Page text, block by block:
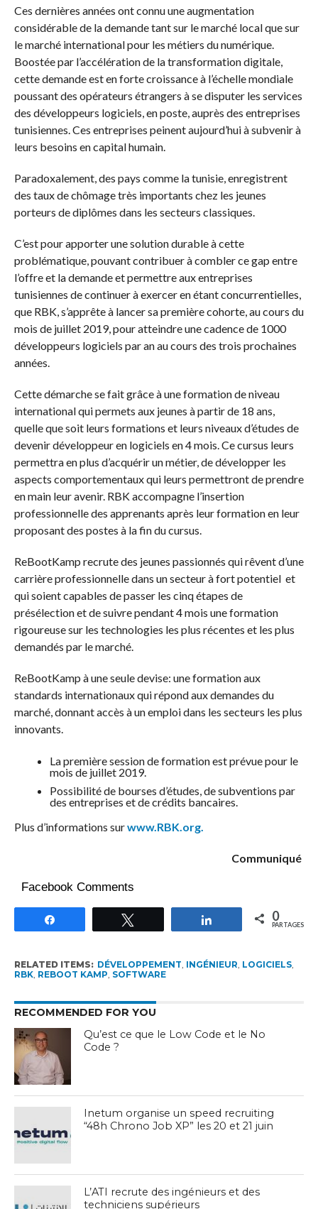
Ces dernières années ont connu une augmentation
considérable de la demande tant sur le marché local que sur
le marché international pour les métiers du numérique.
Boostée par l’accélération de la transformation digitale,
cette demande est en forte croissance à l’échelle mondiale
poussant des opérateurs étrangers à se disputer les services
des développeurs logiciels, en poste, auprès des entreprises
tunisiennes. Ces entreprises peinent aujourd’hui à subvenir à
leurs besoins en capital humain.
Paradoxalement, des pays comme la tunisie, enregistrent
des taux de chômage très importants chez les jeunes
porteurs de diplômes dans les secteurs classiques.
C’est pour apporter une solution durable à cette
problématique, pouvant contribuer à combler ce gap entre
l’offre et la demande et permettre aux entreprises
tunisiennes de continuer à exercer en étant concurrentielles,
que RBK, s’apprête à lancer sa première cohorte, au cours du
mois de juillet 2019, pour atteindre une cadence de 1000
développeurs logiciels par an au cours des trois prochaines
années.
Cette démarche se fait grâce à une formation de niveau
international qui permets aux jeunes à partir de 18 ans,
quelle que soit leurs formations et leurs niveaux d’études de
devenir développeur en logiciels en 4 mois. Ce cursus leurs
permettra en plus d’acquérir un métier, de développer les
aspects comportementaux qui leurs permettront de prendre
en main leur avenir. RBK accompagne l’insertion
professionnelle des apprenants après leur formation en leur
proposant des postes à la fin du cursus.
ReBootKamp recrute des jeunes passionnés qui rêvent d’une
carrière professionnelle dans un secteur à fort potentiel et
qui soient capables de passer les cinq étapes de
présélection et de suivre pendant 4 mois une formation
rigoureuse sur les technologies les plus récentes et les plus
demandés par le marché.
ReBootKamp à une seule devise: une formation aux
standards internationaux qui répond aux demandes du
marché, donnant accès à un emploi dans les secteurs les plus
innovants.
La première session de formation est prévue pour le
mois de juillet 2019.
Possibilité de bourses d’études, de subventions par
des entreprises et de crédits bancaires.
Plus d’informations surwww.RBK.org.
Communiqué
Facebook Comments
Partagez 0
PARTAGES
RELATED ITEMS: DÉVELOPPEMENT, INGÉNIEUR, LOGICIELS,
RBK, REBOOT KAMP, SOFTWARE
RECOMMENDED FOR YOU
Qu’est ce que le Low Code et le No
Code ?
Inetum organise un speed recruiting
“48h Chrono Job XP” les 20 et 21 juin
L’ATI recrute des ingénieurs et des
techniciens supérieurs